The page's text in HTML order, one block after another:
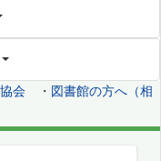
会 ・ 図書館の方へ（相